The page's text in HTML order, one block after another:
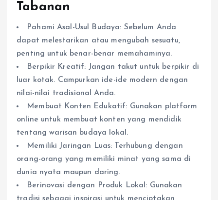
Tabanan
Pahami Asal-Usul Budaya: Sebelum Anda
dapat melestarikan atau mengubah sesuatu,
penting untuk benar-benar memahaminya.
Berpikir Kreatif: Jangan takut untuk berpikir di
luar kotak. Campurkan ide-ide modern dengan
nilai-nilai tradisional Anda.
Membuat Konten Edukatif: Gunakan platform
online untuk membuat konten yang mendidik
tentang warisan budaya lokal.
Memiliki Jaringan Luas: Terhubung dengan
orang-orang yang memiliki minat yang sama di
dunia nyata maupun daring.
Berinovasi dengan Produk Lokal: Gunakan